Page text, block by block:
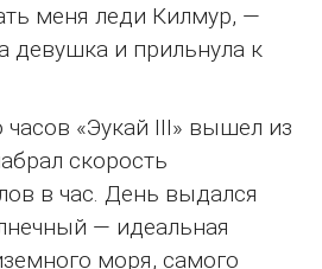
меня леди Килмур, —
девушка и прильнула к
часов «Эукай III» вышел из
скорость
в час. День выдался
— идеальная
моря, самого